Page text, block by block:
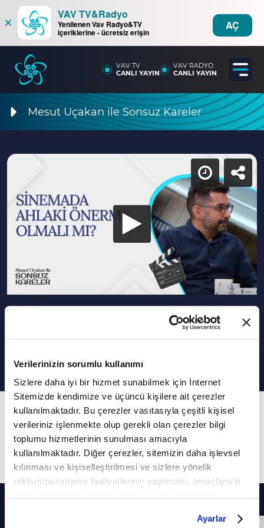
Verilerinizin sorumlu kullanımı
Sizlere daha iyi bir hizmet sunabilmek için İnternet
Sitemizde kendimize ve üçüncü kişilere ait çerezler
kullanılmaktadır. Bu çerezler vasıtasıyla çeşitli kişisel
verileriniz işlenmekte olup gerekli olan çerezler bilgi
toplumu hizmetlerinin sunulması amacıyla
kullanılmaktadır. Diğer çerezler, sitemizin daha işlevsel
kılınması ve kişiselleştirilmesi ve sizlere yönelik
reklam/pazarlama faaliyetlerinin yapılması, amaçlarıyla
belirleyebilirsiniz. Çerezlere ilişkin detaylı bilgi için
Ayarlar
×
VAV TV&Radyo
Yenilenen Vav Radyo&TV
içeriklerine - ücretsiz erişin
AÇ
VAV TV
CANLI YAYIN
VAV RADYO
CANLI YAYIN
Mesut Uçakan ile Sonsuz Kareler
Sinemada Ahlaki Önerme I Mesut
Uçakan ile Sonsuz Kareler
7. Bölüm
Bu bölümünde "Sinemada Ahlâki Önerme
Olmalı mı?" konusu konuşuldu.
Diğer Bölümler